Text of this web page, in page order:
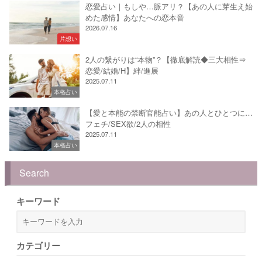
片想い
恋愛占い｜もしや…脈アリ？【あの人に芽生え始
めた感情】あなたへの恋本音
2026.07.16
本格占い
2人の繋がりは“本物”？【徹底解読◆三大相性⇒
恋愛/結婚/H】絆/進展
2025.07.11
本格占い
【愛と本能の禁断官能占い】あの人とひとつに…
フェチ/SEX欲/2人の相性
2025.07.11
Search
キーワード
カテゴリー